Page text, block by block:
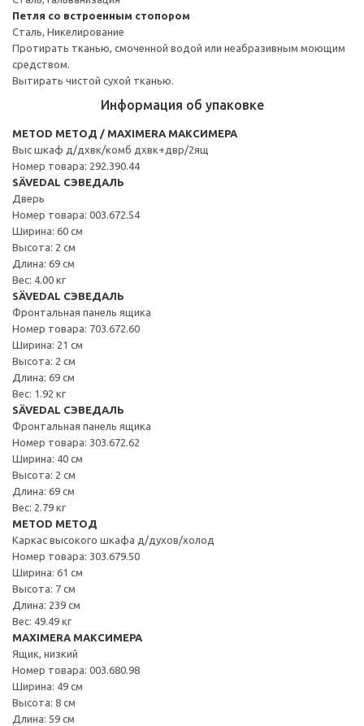
Петля со встроенным стопором
Сталь, Никелирование
Протирать тканью, смоченной водой или неабразивным моющим
средством.
Вытирать чистой сухой тканью.
Информация об упаковке
METOD МЕТОД / MAXIMERA МАКСИМЕРА
Выс шкаф д/дхвк/комб дхвк+двр/2ящ
Номер товара: 292.390.44
SÄVEDAL СЭВЕДАЛЬ
Дверь
Номер товара: 003.672.54
Ширина: 60 см
Высота: 2 см
Длина: 69 см
Вес: 4.00 кг
SÄVEDAL СЭВЕДАЛЬ
Фронтальная панель ящика
Номер товара: 703.672.60
Ширина: 21 см
Высота: 2 см
Длина: 69 см
Вес: 1.92 кг
SÄVEDAL СЭВЕДАЛЬ
Фронтальная панель ящика
Номер товара: 303.672.62
Ширина: 40 см
Высота: 2 см
Длина: 69 см
Вес: 2.79 кг
METOD МЕТОД
Каркас высокого шкафа д/духов/холод
Номер товара: 303.679.50
Ширина: 61 см
Высота: 7 см
Длина: 239 см
Вес: 49.49 кг
MAXIMERA МАКСИМЕРА
Ящик, низкий
Номер товара: 003.680.98
Ширина: 49 см
Высота: 8 см
Длина: 59 см